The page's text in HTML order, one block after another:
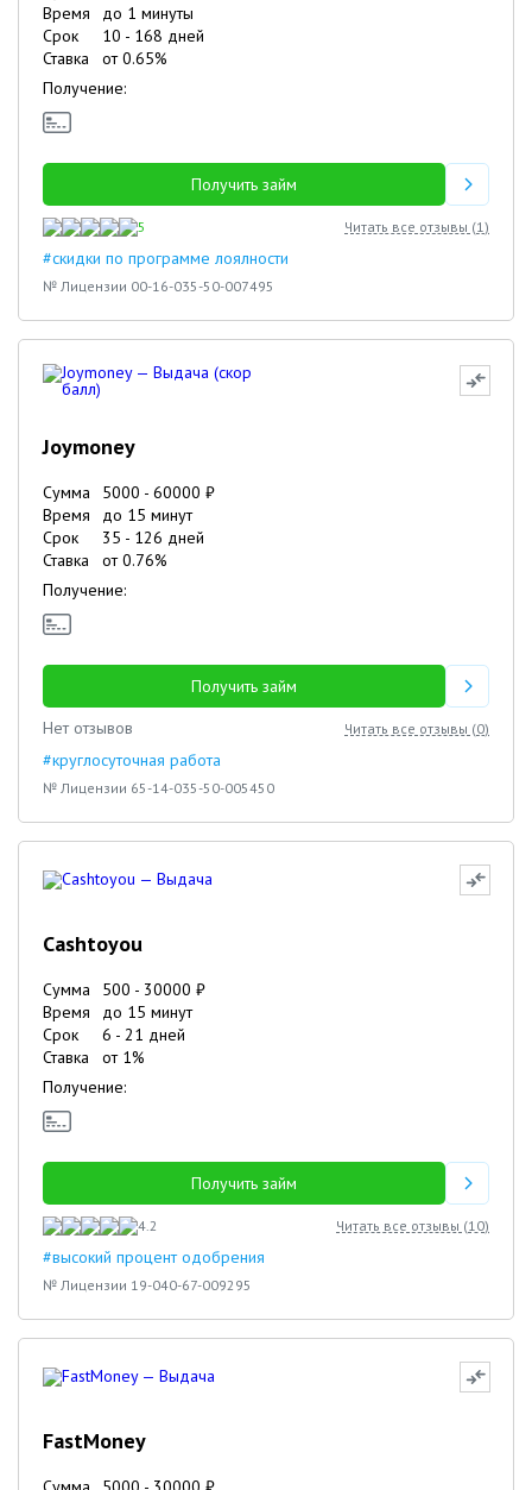
Время
до 1 минуты
Срок
10 - 168 дней
Ставка
от0.65%
Получение:
Получить займ
5 Читать все отзывы (1)
#скидки по программе лоялности
№ Лицензии 00-16-035-50-007495
Joymoney
Сумма 5000 - 60000 ₽
Время
до 15 минут
Срок
35 - 126 дней
Ставка
от0.76%
Получение:
Получить займ
Нет отзывов
Читать все отзывы (0)
#круглосуточная работа
№ Лицензии 65-14-035-50-005450
Cashtoyou
Сумма 500 - 30000 ₽
Время
до 15 минут
Срок
6 - 21 дней
Ставка
от 1%
Получение:
Получить займ
4.2 Читать все отзывы (10)
#высокий процент одобрения
№ Лицензии 19-040-67-009295
FastMoney